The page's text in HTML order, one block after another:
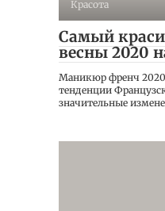
Красота
Самый
весны 2020
Маникюр френч
тенденции
значительные